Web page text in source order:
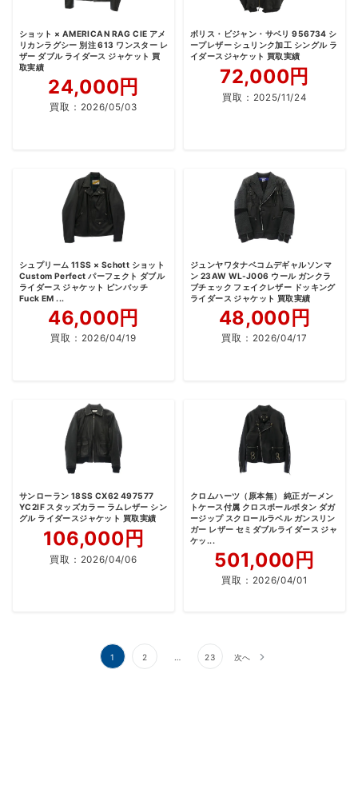
ショット × AMERICAN RAG CIE アメ
リカンラグシー 別注 613 ワンスター レ
ザー ダブル ライダース ジャケット 買
取実績
24,000円
買取： 2026/05/03
ボリス・ビジャン・サベリ 956734 シ
ープレザー シュリンク加工 シングル ラ
イダースジャケット 買取実績
72,000円
買取： 2025/11/24
シュプリーム 11SS × Schott ショット
Custom Perfect パーフェクト ダブル
ライダース ジャケット ピンバッチ
Fuck EM ...
46,000円
買取： 2026/04/19
ジュンヤワタナベコムデギャルソンマ
ン 23AW WL-J006 ウール ガンクラ
ブチェック フェイクレザー ドッキング
ライダース ジャケット 買取実績
48,000円
買取： 2026/04/17
サンローラン 18SS CX62 497577
YC2IF スタッズカラー ラムレザー シン
グル ライダースジャケット 買取実績
106,000円
買取： 2026/04/06
クロムハーツ（原本無） 純正ガーメン
トケース付属 クロスボールボタン ダガ
ージップ スクロールラベル ガンスリン
ガー レザー セミダブルライダース ジャ
ケッ...
501,000円
買取： 2026/04/01
1 2 23 次へ